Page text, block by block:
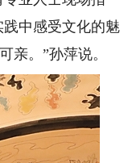
中感受文化的魅
亲。”孙萍说。